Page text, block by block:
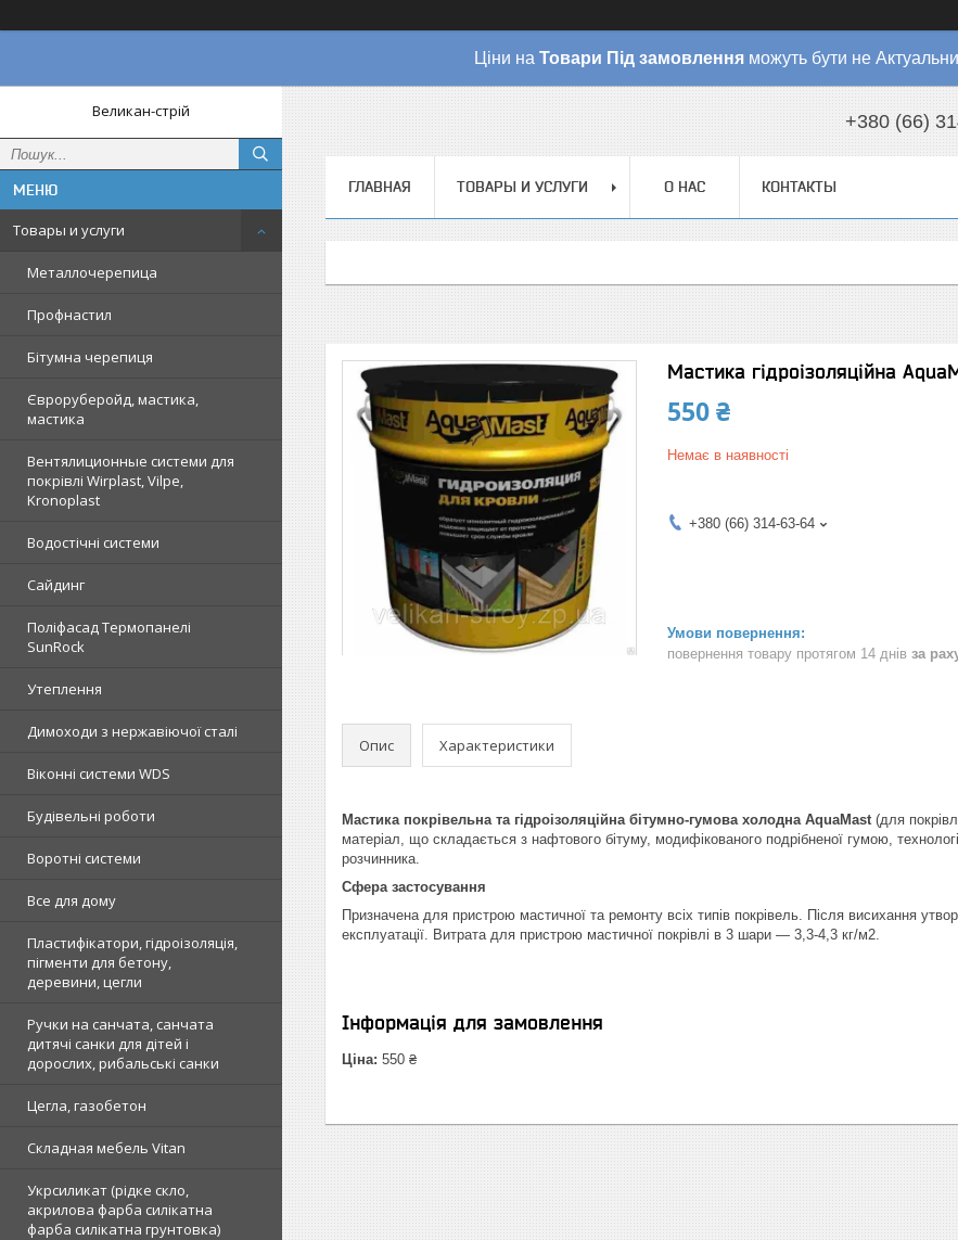
Ціни на Товари Під замовлення можуть бути не
Великан-стрій
Товары и услуги
Металлочерепица
Профнастил
Бітумна черепиця
Євроруберойд, мастика,
мастика
Вентялиционные системи для
покрівлі Wirplast, Vilpe,
Kronoplast
Водостічні системи
Сайдинг
Поліфасад Термопанелі
SunRock
Утеплення
Димоходи з нержавіючої сталі
Віконні системи WDS
Будівельні роботи
Воротні системи
Все для дому
Пластифікатори, гідроізоляція,
пігменти для бетону,
деревини, цегли
Ручки на санчата, санчата
дитячі санки для дітей і
дорослих, рибальські санки
Цегла, газобетон
Складная мебель Vitan
Укрсиликат (рідке скло,
акрилова фарба силікатна
фарба силікатна грунтовка)
+380 (66)
ГЛАВНАЯ ТОВАРЫ И УСЛУГИ О НАС КОНТАКТЫ
Мастика гідроізоляційна
550 ₴
Немає в наявності
+380 (66) 314-63-64
повернення товару протягом 14 днів за
Опис Характеристики
Мастика покрівельна та гідроізоляційна бітумно-гумова холодна AquaMast(для
матеріал, що складається з нафтового бітуму, модифікованого подрібненої гумою,
розчинника.
Сфера застосування
Призначена для пристрою мастичної та ремонту всіх типів покрівель. Після висихання
експлуатації. Витрата для пристрою мастичної покрівлі в 3 шари — 3,3-4,3 кг/м2.
Інформація для замовлення
Ціна: 550 ₴